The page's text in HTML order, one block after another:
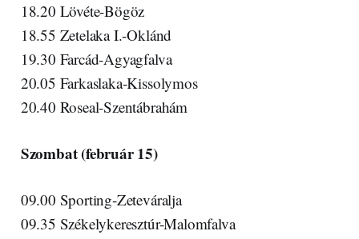
18.20 Lövéte-Bögöz
18.55 Zetelaka I.-Oklánd
19.30 Farcád-Agyagfalva
20.05 Farkaslaka-Kissolymos
20.40 Roseal-Szentábrahám
Szombat (február 15)
09.00 Sporting-Zeteváralja
09.35 Székelykeresztúr-Malomfalva